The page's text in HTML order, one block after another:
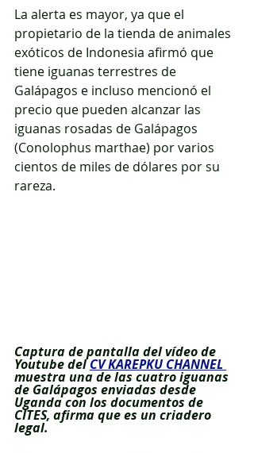
La alerta es mayor, ya que el
propietario de la tienda de animales
exóticos de Indonesia afirmó que
tiene iguanas terrestres de
Galápagos e incluso mencionó el
precio que pueden alcanzar las
iguanas rosadas de Galápagos
(Conolophus marthae) por varios
cientos de miles de dólares por su
rareza.
Captura de pantalla del vídeo de
Youtube del CV KAREPKU CHANNEL
muestra una de las cuatro iguanas
de Galápagos enviadas desde
Uganda con los documentos de
CITES, afirma que es un criadero
legal.